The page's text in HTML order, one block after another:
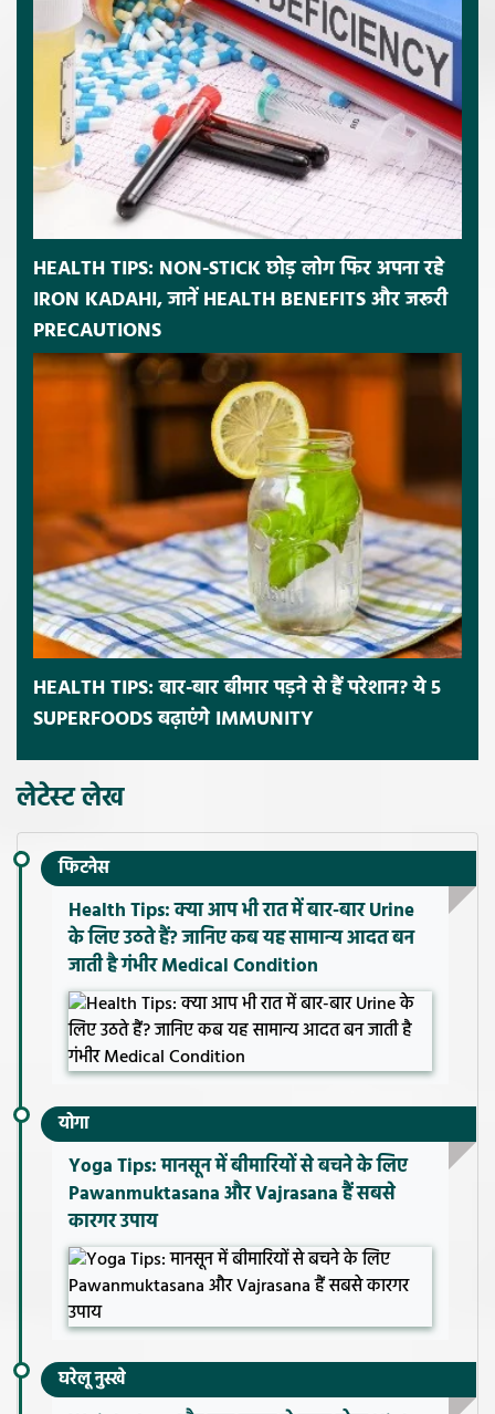
HEALTH TIPS: NON-STICK छोड़ लोग फिर अपना रहे
IRON KADAHI, जानें HEALTH BENEFITS और जरूरी
PRECAUTIONS
HEALTH TIPS: बार-बार बीमार पड़ने से हैं परेशान? ये 5
SUPERFOODS बढ़ाएंगे IMMUNITY
लेटेस्ट लेख
फिटनेस
Health Tips: क्या आप भी रात में बार-बार Urine
के लिए उठते हैं? जानिए कब यह सामान्य आदत बन
जाती है गंभीर Medical Condition
योगा
Yoga Tips: मानसून में बीमारियों से बचने के लिए
Pawanmuktasana और Vajrasana हैं सबसे
कारगर उपाय
घरेलू नुस्खे